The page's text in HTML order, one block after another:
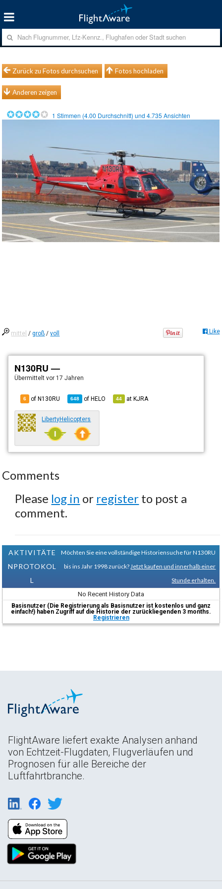
Zurück zu Fotos durchsuchen Fotos hochladen
Anderen zeigen
1 Stimmen (4.00 Durchschnitt) und4.735 Ansichten
mittel /groß /voll Like
N130RU —
Übermitteltvor 17 Jahren
6 of N130RU 648 ofHELO 44 atKJRA
LibertyHelicopters
Comments
Please log in or register to post a
comment.
AKTIVITÄTE
NPROTOKOL
L
Möchten Sie eine vollständige Historiensuche für N130RU
bis ins Jahr 1998 zurück?Jetzt kaufen und innerhalb einer
Stunde erhalten.
No Recent History Data
Basisnutzer (Die Registrierung als Basisnutzer ist kostenlos und ganz
einfach!) haben Zugriff auf die Historie der zurückliegenden 3 months.
Registrieren
FlightAware liefert exakte Analysen anhand
von Echtzeit-Flugdaten, Flugverläufen und
Prognosen für alle Bereiche der
Luftfahrtbranche.